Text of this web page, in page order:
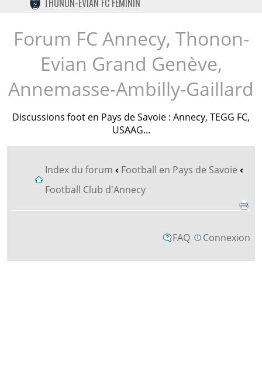
TWITTER
INSTAGRAM
THONON-EVIAN FC FÉMININ
Forum FC Annecy, Thonon-
Evian Grand Genève,
Annemasse-Ambilly-Gaillard
Discussions foot en Pays de Savoie : Annecy, TEGG FC,
USAAG...
Index du forum ‹ Football en Pays de Savoie ‹
Football Club d'Annecy
FAQ Connexion